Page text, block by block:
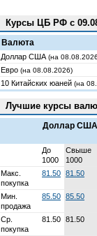
Курсы ЦБ РФ с
Валюта
Доллар США (на
Евро (на 08.08.2026)
10 Китайских юаней (на
Лучшие курсы
Доллар США
До
1000
Свыше
1000
Макс.
покупка
81.50 81.50
Мин.
продажа
85.50 85.50
Ср.
покупка
81.50 81.50